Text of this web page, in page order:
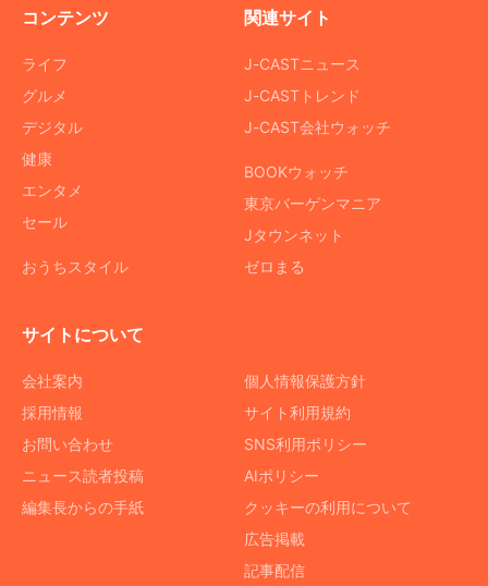
コンテンツ
ライフ
グルメ
デジタル
健康
エンタメ
セール
おうちスタイル
関連サイト
J-CASTニュース
J-CASTトレンド
J-CAST会社ウォッチ
BOOKウォッチ
東京バーゲンマニア
Jタウンネット
ゼロまる
サイトについて
会社案内
採用情報
お問い合わせ
ニュース読者投稿
編集長からの手紙
個人情報保護方針
サイト利用規約
SNS利用ポリシー
AIポリシー
クッキーの利用について
広告掲載
記事配信